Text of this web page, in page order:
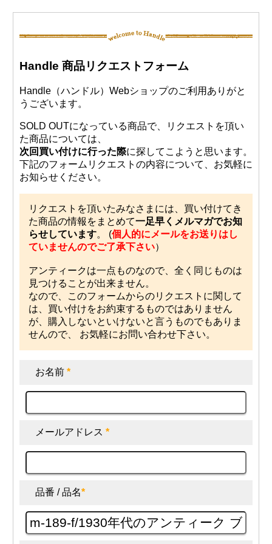
Handle 商品リクエストフォーム
Handle（ハンドル）Webショップのご利用ありがと
うございます。
SOLD OUTになっている商品で、リクエストを頂い
た商品については、
次回買い付けに行った際に探してこようと思います。
下記のフォームリクエストの内容について、お気軽に
お知らせください。
リクエストを頂いたみなさまには、買い付けてき
た商品の情報をまとめて一足早くメルマガでお知
らせしています。 (個人的にメールをお送りはし
ていませんのでご了承下さい）
アンティークは一点ものなので、全く同じものは
見つけることが出来ません。
なので、このフォームからのリクエストに関して
は、買い付けをお約束するものではありません
が、購入しないといけないと言うものでもありま
せんので、 お気軽にお問い合わせ下さい。
お名前 *
メールアドレス *
品番 / 品名*